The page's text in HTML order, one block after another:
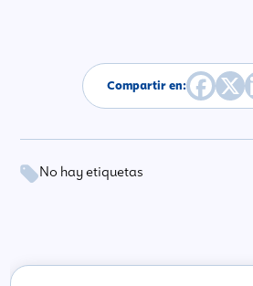
Compartir en:
No hay etiquetas